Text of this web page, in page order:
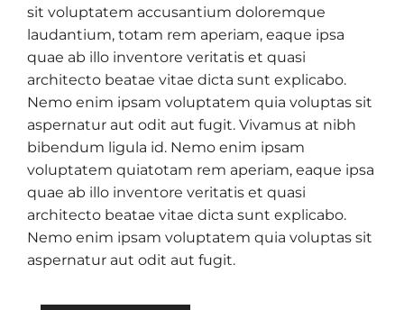
sit voluptatem accusantium doloremque
laudantium, totam rem aperiam, eaque ipsa
quae ab illo inventore veritatis et quasi
architecto beatae vitae dicta sunt explicabo.
Nemo enim ipsam voluptatem quia voluptas sit
aspernatur aut odit aut fugit. Vivamus at nibh
bibendum ligula id. Nemo enim ipsam
voluptatem quiatotam rem aperiam, eaque ipsa
quae ab illo inventore veritatis et quasi
architecto beatae vitae dicta sunt explicabo.
Nemo enim ipsam voluptatem quia voluptas sit
aspernatur aut odit aut fugit.